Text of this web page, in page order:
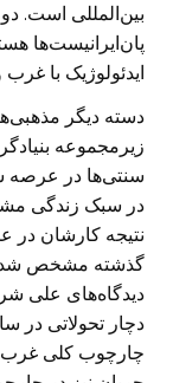
بین‌المللی است.
پان‌ایرانیست‌ها
ایدئولوژیک با
دسته دیگر
زیرمجموعه
سنتی‌ها در عرصه
در سبک زندگی
نتیجه کارشان
گذشته مشخص شده
دیدگاه‌های علی
دچار تحولاتی در
چارچوب کلی